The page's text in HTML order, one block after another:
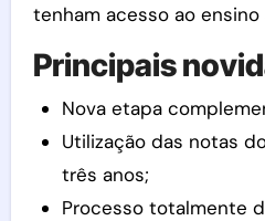
tenham acesso ao ensino
Principais
Nova etapa
Utilização das notas
três anos;
Processo totalmente